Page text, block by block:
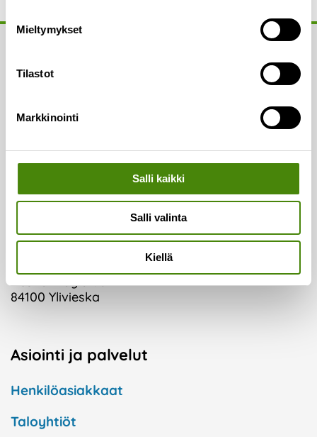
Mieltymykset
Tilastot
Markkinointi
Salli kaikki
Salli valinta
Kiellä
Puh.(08) 410 8750
Lajittelupihojen valvomo:
Puh.050 329 9617
Vaakapalvelut:
Puh.
Vestianväylä 80
84100 Ylivieska
Asiointi ja palvelut
Henkilöasiakkaat
Taloyhtiöt